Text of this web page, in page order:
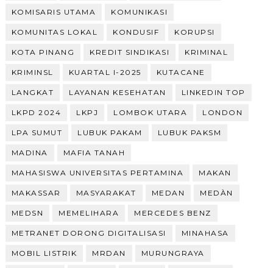
KOMISARIS UTAMA KOMUNIKASI
KOMUNITAS LOKAL KONDUSIF KORUPSI
KOTA PINANG KREDIT SINDIKASI KRIMINAL
KRIMINSL KUARTAL I-2025 KUTACANE
LANGKAT LAYANAN KESEHATAN LINKEDIN TOP
LKPD 2024 LKPJ LOMBOK UTARA LONDON
LPA SUMUT LUBUK PAKAM LUBUK PAKSM
MADINA MAFIA TANAH
MAHASISWA UNIVERSITAS PERTAMINA MAKAN
MAKASSAR MASYARAKAT MEDAN MEDÀN
MEDSN MEMELIHARA MERCEDES BENZ
METRANET DORONG DIGITALISASI MINAHASA
MOBIL LISTRIK MRDAN MURUNGRAYA